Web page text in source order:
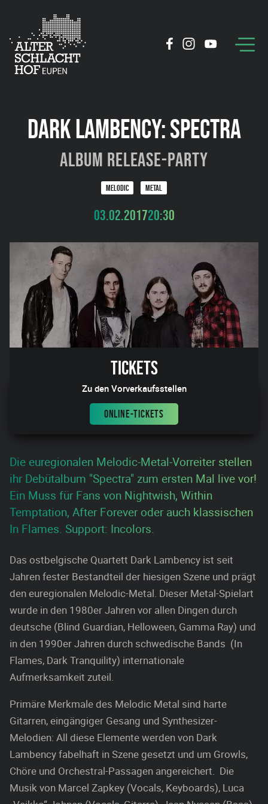
DARK LAMBENCY: SPECTRA
Album Release-Party
MELODIC METAL
03.02.201720:30
Tickets
Zu den Vorverkaufsstellen
ONLINE-TICKETS
Die euregionalen Melodic-Metal-Vorreiter stellen
ihr Debütalbum "Spectra" zum ersten Mal live vor!
Ein Muss für Fans von Nightwish, Within
Temptation, After Forever oder auch klassischen
In Flames. Support: Incolors.
Das ostbelgische Quartett Dark Lambency ist seit
Jahren fester Bestandteil der hiesigen Szene und prägt
den euregionalen Melodic-Metal. Dieser Metal-Spielart
wurde in den 1980er Jahren vor allen Dingen durch
deutsche (Blind Guardian, Helloween, Gamma Ray) und
in den 1990er Jahren durch schwedische Bands (In
Flames, Dark Tranquility) internationale
Aufmerksamkeit zuteil.
Primäre Merkmale des Melodic Metal sind harte
Gitarren, eingängiger Gesang und Synthesizer-
Melodien: All diese Elemente werden von Dark
Lambency fabelhaft in Szene gesetzt und um Growls,
Chöre und Orchestral-Passagen angereichert. Die
Musik von Marcel Zapkey (Vocals, Keyboards), Luca